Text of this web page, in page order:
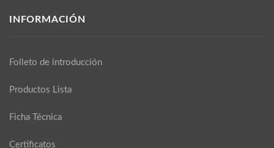
INFORMACIÓN
Folleto de introducción
Productos Lista
Ficha Técnica
Certificatos